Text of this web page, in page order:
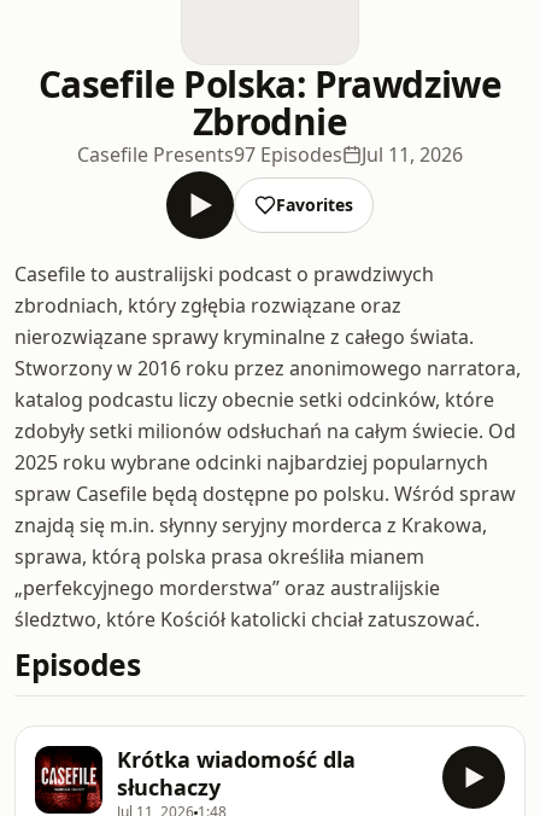
Casefile Polska: Prawdziwe
Zbrodnie
Casefile Presents97 Episodes Jul 11, 2026
Favorites
Casefile to australijski podcast o prawdziwych
zbrodniach, który zgłębia rozwiązane oraz
nierozwiązane sprawy kryminalne z całego świata.
Stworzony w 2016 roku przez anonimowego narratora,
katalog podcastu liczy obecnie setki odcinków, które
zdobyły setki milionów odsłuchań na całym świecie. Od
2025 roku wybrane odcinki najbardziej popularnych
spraw Casefile będą dostępne po polsku. Wśród spraw
znajdą się m.in. słynny seryjny morderca z Krakowa,
sprawa, którą polska prasa określiła mianem
„perfekcyjnego morderstwa” oraz australijskie
śledztwo, które Kościół katolicki chciał zatuszować.
Episodes
Krótka wiadomość dla
słuchaczy
Jul 11, 2026 1:48